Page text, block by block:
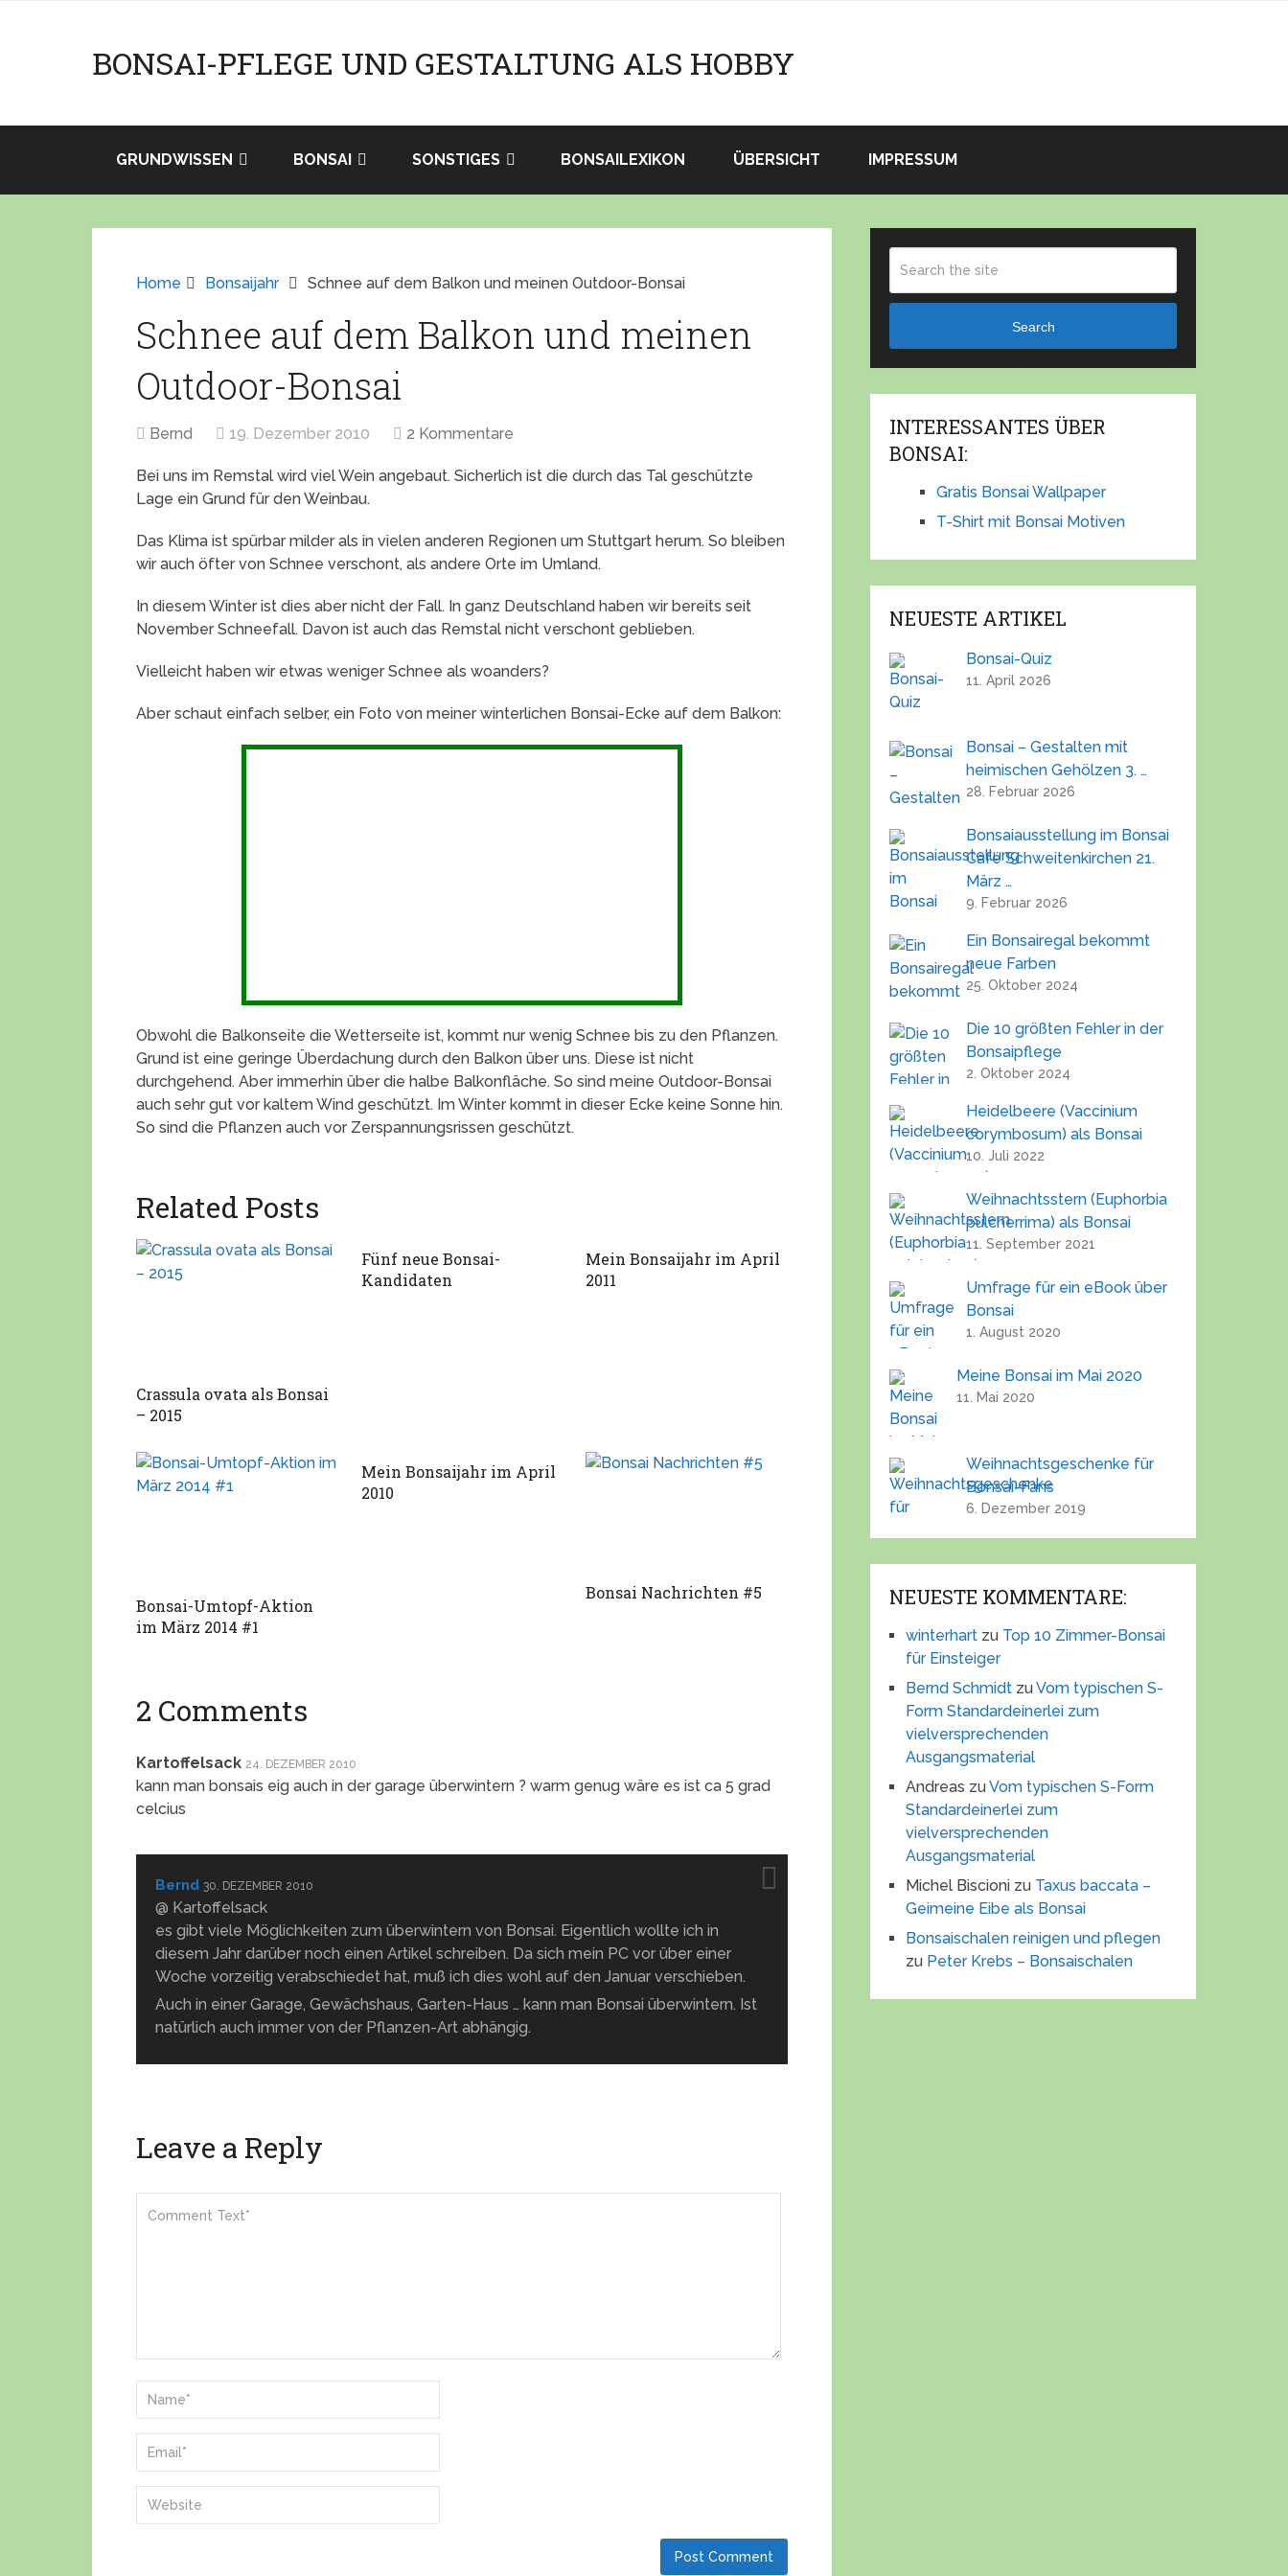
BONSAI-PFLEGE UND GESTALTUNG ALS HOBBY
GRUNDWISSEN BONSAI SONSTIGES BONSAILEXIKON ÜBERSICHT IMPRESSUM
Home Bonsaijahr Schnee auf dem Balkon und meinen Outdoor-Bonsai
Schnee auf dem Balkon und meinen
Outdoor-Bonsai
Bernd 19. Dezember 2010 2 Kommentare
Bei uns im Remstal wird viel Wein angebaut. Sicherlich ist die durch das Tal geschützte
Lage ein Grund für den Weinbau.
Das Klima ist spürbar milder als in vielen anderen Regionen um Stuttgart herum. So bleiben
wir auch öfter von Schnee verschont, als andere Orte im Umland.
In diesem Winter ist dies aber nicht der Fall. In ganz Deutschland haben wir bereits seit
November Schneefall. Davon ist auch das Remstal nicht verschont geblieben.
Vielleicht haben wir etwas weniger Schnee als woanders?
Aber schaut einfach selber, ein Foto von meiner winterlichen Bonsai-Ecke auf dem Balkon:
Obwohl die Balkonseite die Wetterseite ist, kommt nur wenig Schnee bis zu den Pflanzen.
Grund ist eine geringe Überdachung durch den Balkon über uns. Diese ist nicht
durchgehend. Aber immerhin über die halbe Balkonfläche. So sind meine Outdoor-Bonsai
auch sehr gut vor kaltem Wind geschützt. Im Winter kommt in dieser Ecke keine Sonne hin.
So sind die Pflanzen auch vor Zerspannungsrissen geschützt.
Related Posts
Crassula ovata als Bonsai
– 2015
Fünf neue Bonsai-
Kandidaten
Mein Bonsaijahr im April
2011
Bonsai-Umtopf-Aktion
im März 2014 #1
Mein Bonsaijahr im April
2010
Bonsai Nachrichten #5
2 Comments
Kartoffelsack 24. DEZEMBER 2010
kann man bonsais eig auch in der garage überwintern ? warm genug wäre es ist ca 5 grad
celcius
Bernd 30. DEZEMBER 2010
@ Kartoffelsack
es gibt viele Möglichkeiten zum überwintern von Bonsai. Eigentlich wollte ich in
diesem Jahr darüber noch einen Artikel schreiben. Da sich mein PC vor über einer
Woche vorzeitig verabschiedet hat, muß ich dies wohl auf den Januar verschieben.
Auch in einer Garage, Gewächshaus, Garten-Haus … kann man Bonsai überwintern. Ist
natürlich auch immer von der Pflanzen-Art abhängig.
Leave a Reply
Search
INTERESSANTES ÜBER
BONSAI:
Gratis Bonsai Wallpaper
T-Shirt mit Bonsai Motiven
NEUESTE ARTIKEL
Bonsai-Quiz
11. April 2026
Bonsai – Gestalten mit
heimischen Gehölzen 3. …
28. Februar 2026
Bonsaiausstellung im Bonsai
Café Schweitenkirchen 21.
März …
9. Februar 2026
Ein Bonsairegal bekommt
neue Farben
25. Oktober 2024
Die 10 größten Fehler in der
Bonsaipflege
2. Oktober 2024
Heidelbeere (Vaccinium
corymbosum) als Bonsai
10. Juli 2022
Weihnachtsstern (Euphorbia
pulcherrima) als Bonsai
11. September 2021
Umfrage für ein eBook über
Bonsai
1. August 2020
Meine Bonsai im Mai 2020
11. Mai 2020
Weihnachtsgeschenke für
Bonsai-Fans
6. Dezember 2019
NEUESTE KOMMENTARE:
winterhart zu Top 10 Zimmer-Bonsai
für Einsteiger
Bernd Schmidt zuVom typischen S-
Form Standardeinerlei zum
vielversprechenden
Ausgangsmaterial
Andreas zuVom typischen S-Form
Standardeinerlei zum
vielversprechenden
Ausgangsmaterial
Michel Biscioni zu Taxus baccata –
Geimeine Eibe als Bonsai
Bonsaischalen reinigen und pflegen
zu Peter Krebs – Bonsaischalen